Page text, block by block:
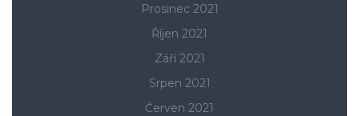
Prosinec 2021
Říjen 2021
Září 2021
Srpen 2021
Červen 2021